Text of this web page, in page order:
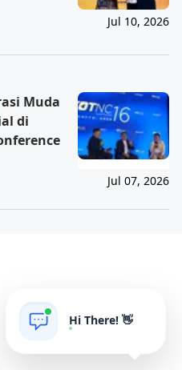
Jul 10, 2026
Muda
di
Jul 07, 2026
Hi There! 👋